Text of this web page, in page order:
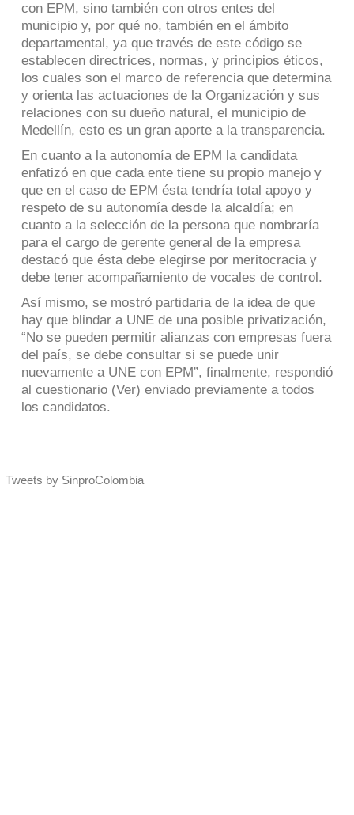
con EPM, sino también con otros entes del
municipio y, por qué no, también en el ámbito
departamental, ya que través de este código se
establecen directrices, normas, y principios éticos,
los cuales son el marco de referencia que determina
y orienta las actuaciones de la Organización y sus
relaciones con su dueño natural, el municipio de
Medellín, esto es un gran aporte a la transparencia.
En cuanto a la autonomía de EPM la candidata
enfatizó en que cada ente tiene su propio manejo y
que en el caso de EPM ésta tendría total apoyo y
respeto de su autonomía desde la alcaldía; en
cuanto a la selección de la persona que nombraría
para el cargo de gerente general de la empresa
destacó que ésta debe elegirse por meritocracia y
debe tener acompañamiento de vocales de control.
Así mismo, se mostró partidaria de la idea de que
hay que blindar a UNE de una posible privatización,
“No se pueden permitir alianzas con empresas fuera
del país, se debe consultar si se puede unir
nuevamente a UNE con EPM”, finalmente, respondió
al cuestionario (Ver) enviado previamente a todos
los candidatos.
Tweets by SinproColombia